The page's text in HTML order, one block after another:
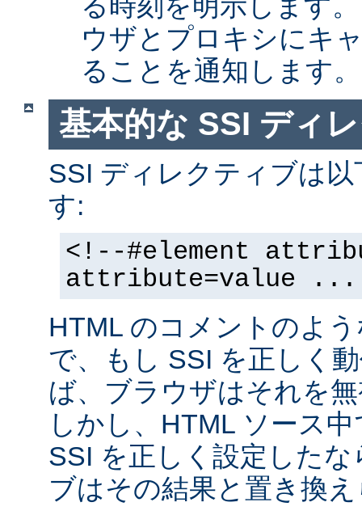
ウザとプロキシにキ
ることを通知します。
基本的な SSI ディ
SSI ディレクティブは
す:
<!--#element
attribute=value
HTML のコメントのよ
で、もし SSI を正しく
ば、ブラウザはそれを
しかし、HTML ソース
SSI を正しく設定した
ブはその結果と置き換